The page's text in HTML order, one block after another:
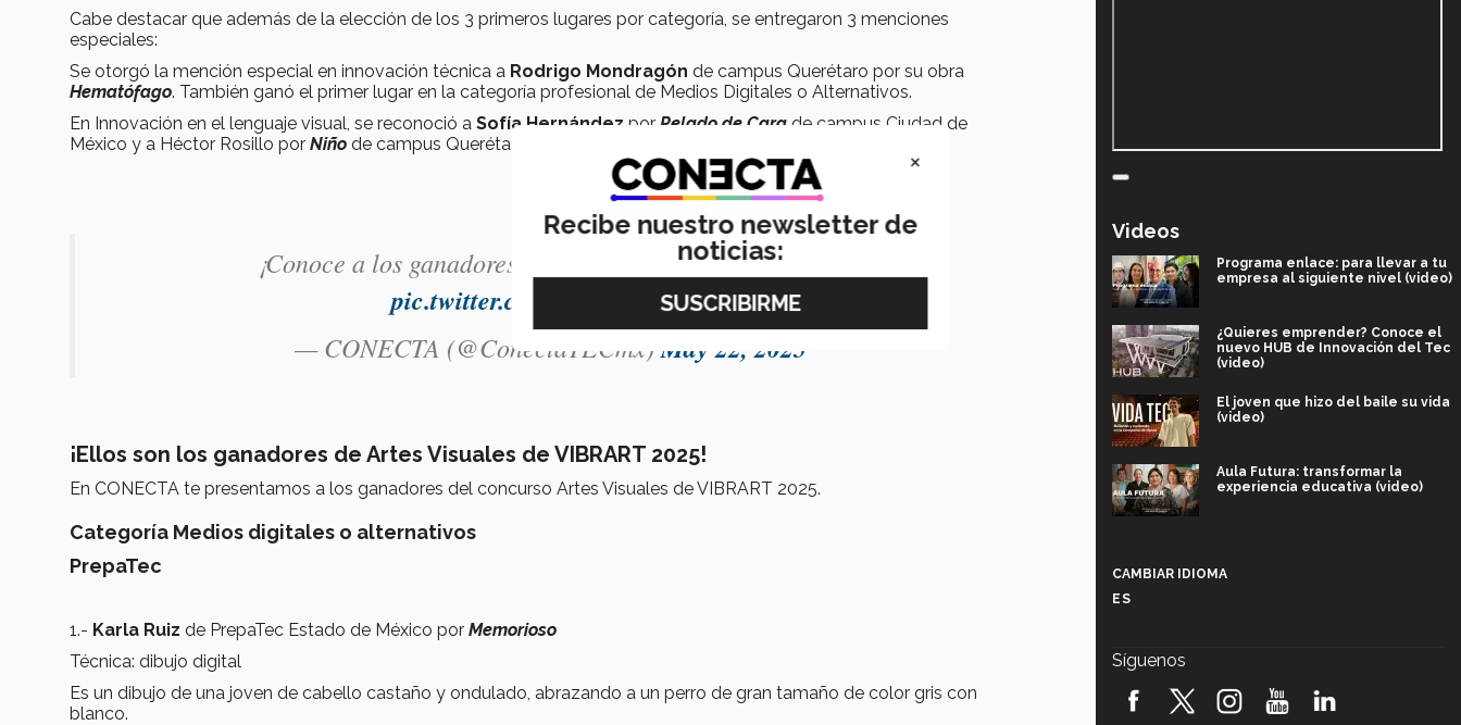
Cabe destacar que además de la elección de los 3 primeros lugares por categoría, se entregaron 3 menciones
especiales:
Se otorgó la mención especial en innovación técnica a Rodrigo Mondragón de campus Querétaro por su obra
Hematófago. También ganó el primer lugar en la categoría profesional de Medios Digitales o Alternativos.
En Innovación en el lenguaje visual, se reconoció a Sofía Hernández por Pelado de Cara de campus Ciudad de
México y a Héctor Rosillo por Niño de campus Querétaro.
¡Conoce a los ganadores de Artes Visuales!#VIBRART
pic.twitter.com/NR8kxXgmKr
— CONECTA (@ConectaTECmx) May 22, 2025
¡Ellos son los ganadores de Artes Visuales de VIBRART 2025!
En CONECTA te presentamos a los ganadores del concurso Artes Visuales de VIBRART 2025.
Categoría Medios digitales o alternativos
PrepaTec
1.- Karla Ruiz de PrepaTec Estado de México por Memorioso
Técnica: dibujo digital
Es un dibujo de una joven de cabello castaño y ondulado, abrazando a un perro de gran tamaño de color gris con
blanco.
Videos
Programa enlace: para llevar a tu
empresa al siguiente nivel (video)
¿Quieres emprender? Conoce el
nuevo HUB de Innovación del Tec
(video)
El joven que hizo del baile su vida
(video)
Aula Futura: transformar la
experiencia educativa (video)
robótica FIRST 2026! (video)
CAMBIAR IDIOMA
ES
Síguenos
×
Recibe nuestro newsletter de
noticias: